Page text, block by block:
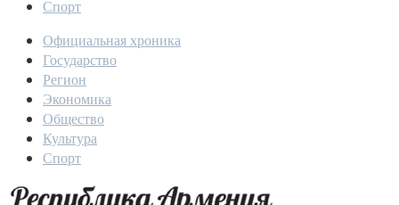
Спорт
Официальная хроника
Государство
Регион
Экономика
Общество
Культура
Спорт